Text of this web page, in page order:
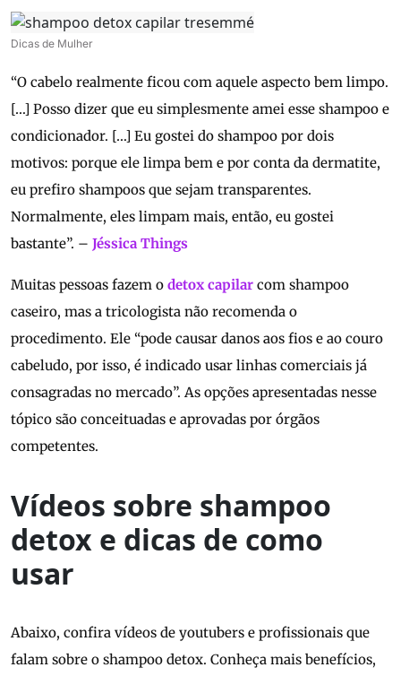
Dicas de Mulher
“O cabelo realmente ficou com aquele aspecto bem limpo.
[…] Posso dizer que eu simplesmente amei esse shampoo e
condicionador. […] Eu gostei do shampoo por dois
motivos: porque ele limpa bem e por conta da dermatite,
eu prefiro shampoos que sejam transparentes.
Normalmente, eles limpam mais, então, eu gostei
bastante”. – Jéssica Things
Muitas pessoas fazem o detox capilar com shampoo
caseiro, mas a tricologista não recomenda o
procedimento. Ele “pode causar danos aos fios e ao couro
cabeludo, por isso, é indicado usar linhas comerciais já
consagradas no mercado”. As opções apresentadas nesse
tópico são conceituadas e aprovadas por órgãos
competentes.
Vídeos sobre shampoo
detox e dicas de como
usar
Abaixo, confira vídeos de youtubers e profissionais que
falam sobre o shampoo detox. Conheça mais benefícios,